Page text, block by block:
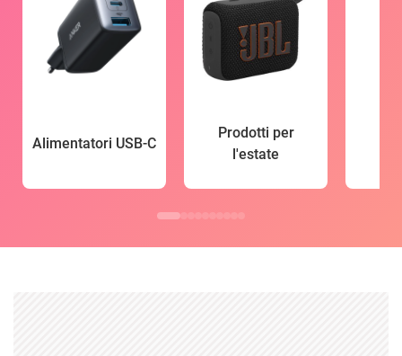
Alimentatori USB-C
Prodotti per
l'estate